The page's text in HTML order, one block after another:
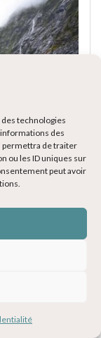
technologies
des
permettra de traiter
ou les ID uniques sur
peut avoir
assurent la
et coûte
de véhicule.